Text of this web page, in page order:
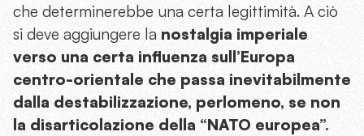
che determinerebbe una certa legittimità. A ciò
si deve aggiungere la nostalgia imperiale
verso una certa influenza sull’Europa
centro-orientale che passa inevitabilmente
dalla destabilizzazione, perlomeno, se non
la disarticolazione della “NATO europea”.